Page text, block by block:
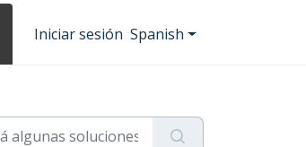
Iniciar sesión Spanish